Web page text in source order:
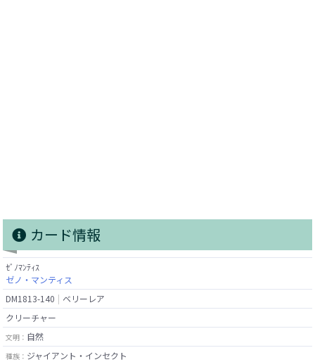
カード情報
ｾﾞﾉﾏﾝﾃｨｽ
ゼノ・マンティス
DM1813-140
ベリーレア
クリーチャー
文明： 自然
種族： ジャイアント・インセクト